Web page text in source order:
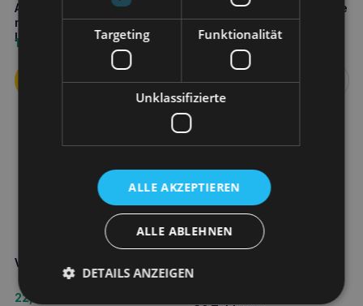
APTUS Urine pH 100g Paste
mit urinsäuernden
Inhaltsstoffen
16,90
DR SEIDEL uro-Katzenpaste
75ml
6,40€
VetPlus Cystaid 30 Kapseln
22,00
VEBIOT URINOLOXAN CAT
Targeting Funktionalität
Unklassifizierte
ALLE AKZEPTIEREN
ALLE ABLEHNEN
DETAILS ANZEIGEN